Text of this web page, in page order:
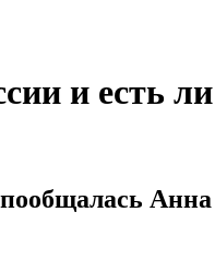
и есть